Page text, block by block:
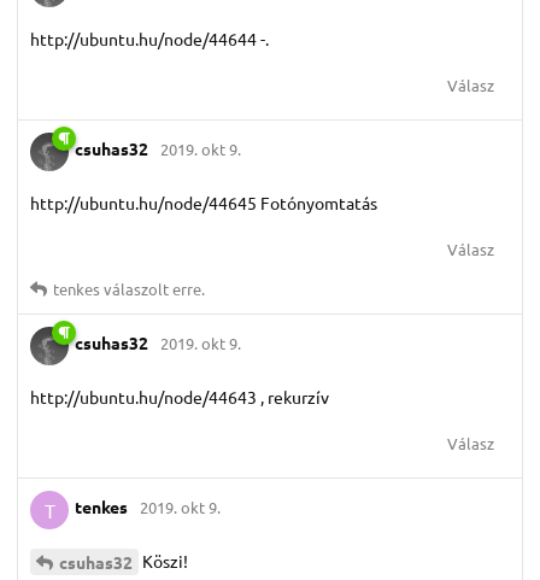
http://ubuntu.hu/node/44644 -.
Válasz
csuhas32 2019. okt 9.
http://ubuntu.hu/node/44645 Fotónyomtatás
Válasz
tenkesválaszolt erre.
csuhas32 2019. okt 9.
http://ubuntu.hu/node/44643 , rekurzív
Válasz
T tenkes 2019. okt 9.
csuhas32 Köszi!